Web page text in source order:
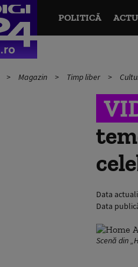
POLITICĂ
Magazin Timp liber
Data
Data
Scenă din